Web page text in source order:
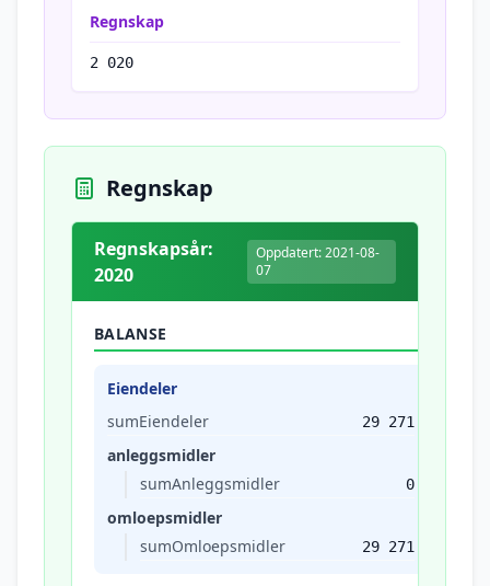
Regnskap
2 020
Regnskap
Regnskapsår:
2020
Oppdatert: 2021-08-
07
BALANSE
Eiendeler
sumEiendeler
29 271
anleggsmidler
sumAnleggsmidler
0
omloepsmidler
sumOmloepsmidler
29 271